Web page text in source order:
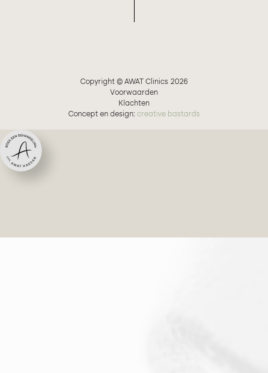
Copyright © AWAT Clinics 2026
Voorwaarden
Klachten
Concept en design: creative bastards